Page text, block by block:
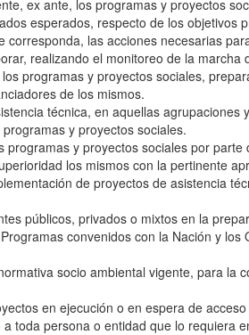
ex ante, los programas y proyectos
esperados, respecto de los objetivos
corresponda, las acciones necesarias
realizando el monitoreo de la marcha
programas y proyectos sociales,
de los mismos.
técnica, en aquellas agrupaciones
y proyectos sociales.
programas y proyectos sociales por parte
los mismos con la pertinente
de proyectos de asistencia
públicos, privados o mixtos en la
convenidos con la Nación y los
socio ambiental vigente, para la
en ejecución o en espera de
toda persona o entidad que lo requiera